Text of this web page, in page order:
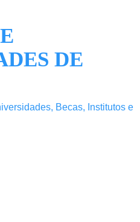
DE
Becas, Institutos e